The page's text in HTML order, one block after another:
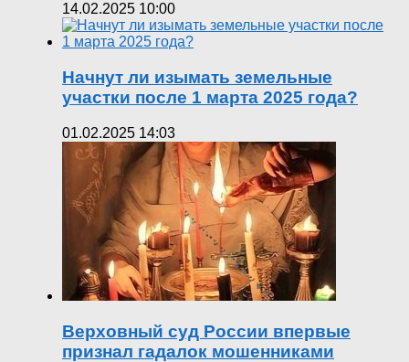
14.02.2025 10:00
Начнут ли изымать земельные
участки после 1 марта 2025 года?
01.02.2025 14:03
Верховный суд России впервые
признал гадалок мошенниками